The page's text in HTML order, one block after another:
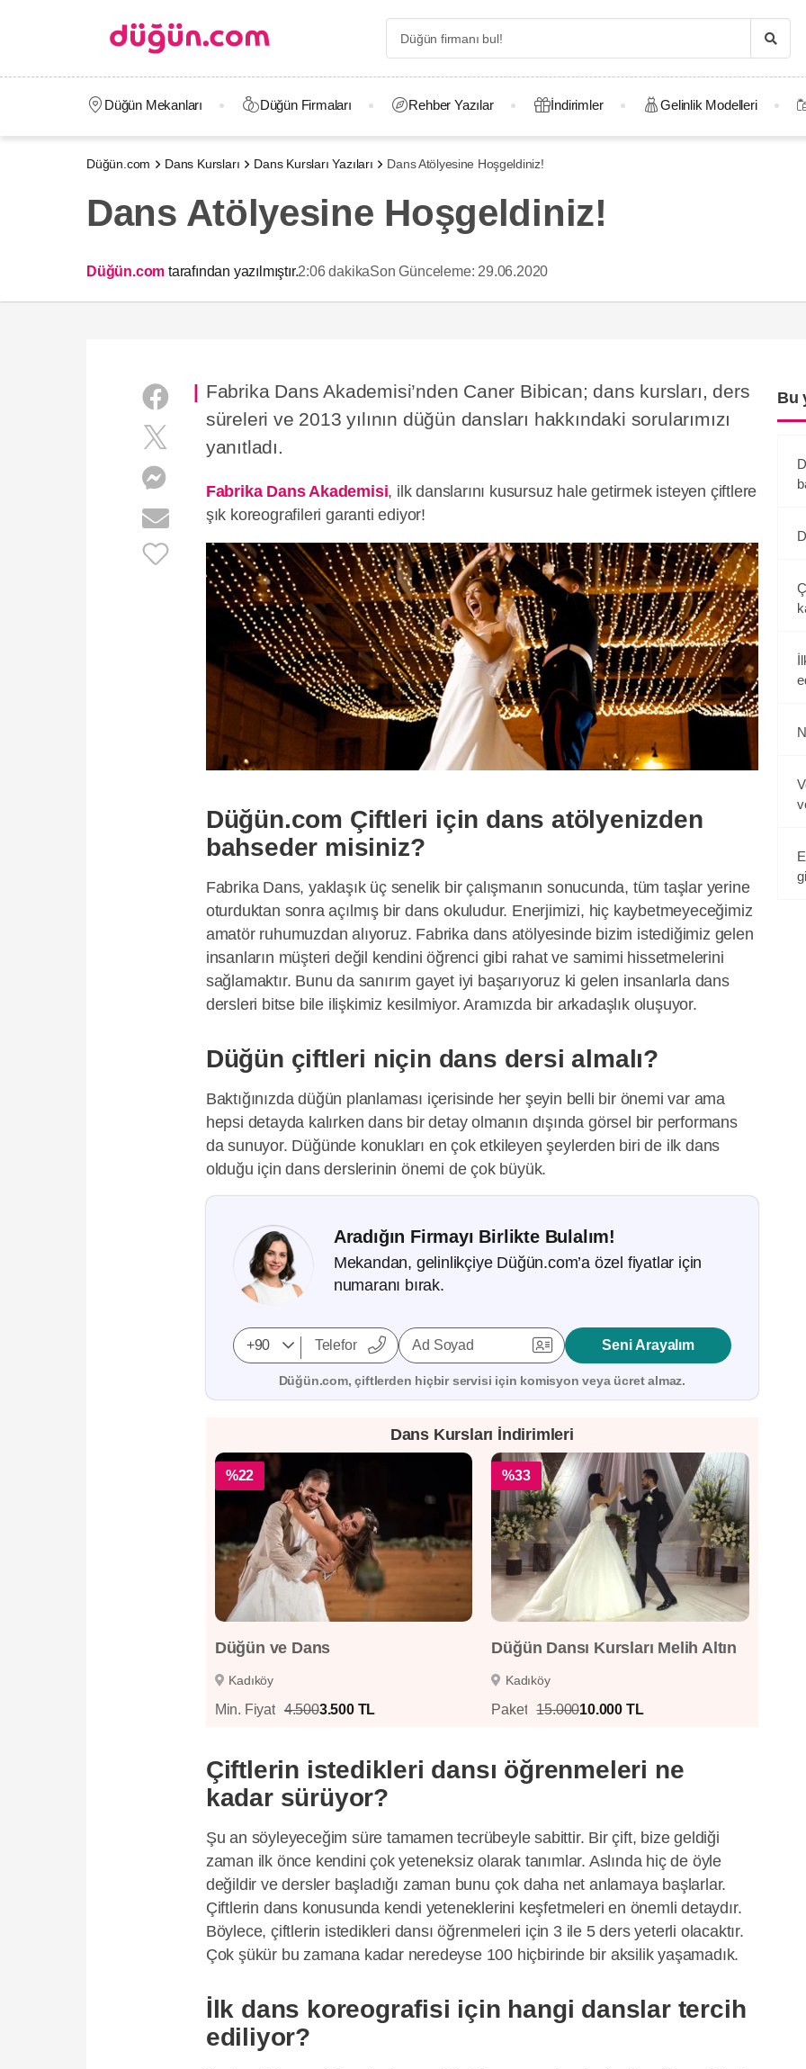
Düğün Mekanları Düğün Firmaları Rehber Yazılar İndirimler Gelinlik Modelleri
Düğün.com Dans Kursları Dans Kursları Yazıları Dans Atölyesine Hoşgeldiniz!
Dans Atölyesine Hoşgeldiniz!
Düğün.com tarafından yazılmıştır.2:06 dakikaSon Günceleme: 29.06.2020
Fabrika Dans Akademisi’nden Caner Bibican; dans kursları, ders
süreleri ve 2013 yılının düğün dansları hakkındaki sorularımızı
yanıtladı.
Fabrika Dans Akademisi, ilk danslarını kusursuz hale getirmek isteyen çiftlere
şık koreografileri garanti ediyor!
Düğün.com Çiftleri için dans atölyenizden
bahseder misiniz?
Fabrika Dans, yaklaşık üç senelik bir çalışmanın sonucunda, tüm taşlar yerine
oturduktan sonra açılmış bir dans okuludur. Enerjimizi, hiç kaybetmeyeceğimiz
amatör ruhumuzdan alıyoruz. Fabrika dans atölyesinde bizim istediğimiz gelen
insanların müşteri değil kendini öğrenci gibi rahat ve samimi hissetmelerini
sağlamaktır. Bunu da sanırım gayet iyi başarıyoruz ki gelen insanlarla dans
dersleri bitse bile ilişkimiz kesilmiyor. Aramızda bir arkadaşlık oluşuyor.
Düğün çiftleri niçin dans dersi almalı?
Baktığınızda düğün planlaması içerisinde her şeyin belli bir önemi var ama
hepsi detayda kalırken dans bir detay olmanın dışında görsel bir performans
da sunuyor. Düğünde konukları en çok etkileyen şeylerden biri de ilk dans
olduğu için dans derslerinin önemi de çok büyük.
Aradığın Firmayı Birlikte Bulalım!
Mekandan, gelinlikçiye Düğün.com’a özel fiyatlar için
numaranı bırak.
Ad Soyad Seni Arayalım
Düğün.com, çiftlerden hiçbir servisi için komisyon veya ücret almaz.
Dans Kursları İndirimleri
%22
Düğün ve Dans
Kadıköy
Min. Fiyat 4.5003.500 TL
%33
Düğün Dansı Kursları Melih Altın
Kadıköy
Paket 15.00010.000 TL
Çiftlerin istedikleri dansı öğrenmeleri ne
kadar sürüyor?
Şu an söyleyeceğim süre tamamen tecrübeyle sabittir. Bir çift, bize geldiği
zaman ilk önce kendini çok yeteneksiz olarak tanımlar. Aslında hiç de öyle
değildir ve dersler başladığı zaman bunu çok daha net anlamaya başlarlar.
Çiftlerin dans konusunda kendi yeteneklerini keşfetmeleri en önemli detaydır.
Böylece, çiftlerin istedikleri dansı öğrenmeleri için 3 ile 5 ders yeterli olacaktır.
Çok şükür bu zamana kadar neredeyse 100 hiçbirinde bir aksilik yaşamadık.
İlk dans koreografisi için hangi danslar tercih
ediliyor?
Bu